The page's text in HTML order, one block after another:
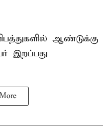
ஆண்டுக்கு
இறப்பது